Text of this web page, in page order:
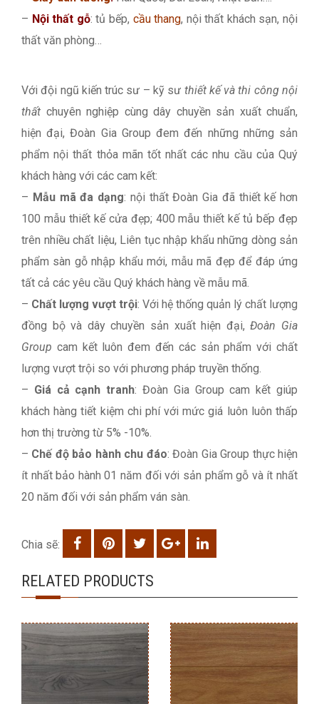
– Nội thất gỗ: tủ bếp, cầu thang, nội thất khách sạn, nội
thất văn phòng…
Với đội ngũ kiến trúc sư – kỹ sư thiết kế và thi công nội
thất chuyên nghiệp cùng dây chuyền sản xuất chuẩn,
hiện đại, Đoàn Gia Group đem đến những những sản
phẩm nội thất thỏa mãn tốt nhất các nhu cầu của Quý
khách hàng với các cam kết:
– Mẫu mã đa dạng: nội thất Đoàn Gia đã thiết kế hơn
100 mẫu thiết kế cửa đẹp; 400 mẫu thiết kế tủ bếp đẹp
trên nhiều chất liệu, Liên tục nhập khẩu những dòng sản
phẩm sàn gỗ nhập khẩu mới, mẫu mã đẹp để đáp ứng
tất cả các yêu cầu Quý khách hàng về mẫu mã.
– Chất lượng vượt trội: Với hệ thống quản lý chất lượng
đồng bộ và dây chuyền sản xuất hiện đại,Đoàn Gia
Group cam kết luôn đem đến các sản phẩm với chất
lượng vượt trội so với phương pháp truyền thống.
– Giá cả cạnh tranh: Đoàn Gia Group cam kết giúp
khách hàng tiết kiệm chi phí với mức giá luôn luôn thấp
hơn thị trường từ 5% -10%.
– Chế độ bảo hành chu đáo: Đoàn Gia Group thực hiện
ít nhất bảo hành 01 năm đối với sản phẩm gỗ và ít nhất
20 năm đối với sản phẩm ván sàn.
Chia sẽ:
RELATED PRODUCTS